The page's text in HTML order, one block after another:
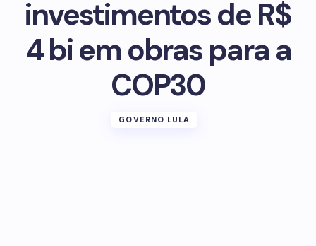
investimentos de R$
4 bi em obras para a
COP30
GOVERNO LULA